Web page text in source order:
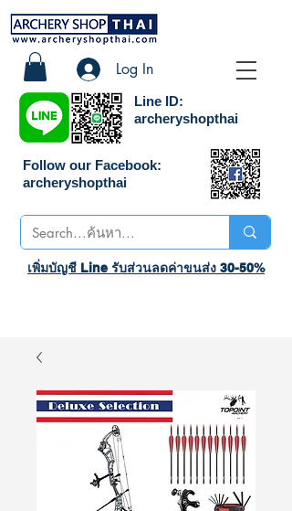
Line ID:
archeryshopthai
Log In
Follow our Facebook:
archeryshopthai
เพิ่มบัญชี Line รับส่วนลดค่าขนส่ง 30-50%